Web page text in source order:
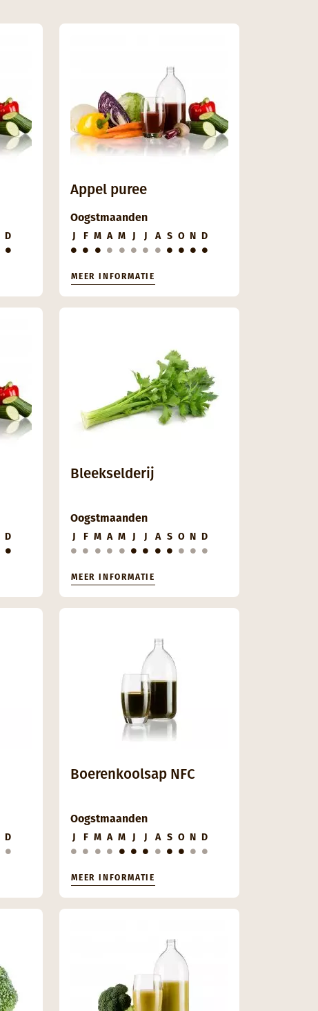
D
Appel puree
Oogstmaanden
J F M A M J J A S O N D
MEER INFORMATIE
D
Bleekselderij
Oogstmaanden
J F M A M J J A S O N D
MEER INFORMATIE
D
Boerenkoolsap NFC
Oogstmaanden
J F M A M J J A S O N D
MEER INFORMATIE